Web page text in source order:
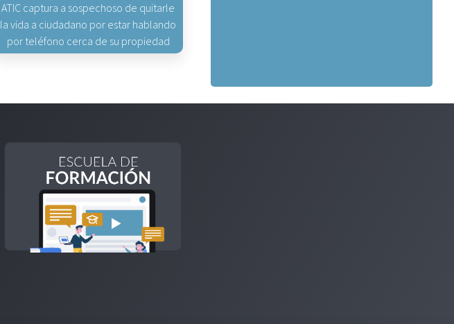
ATIC captura a sospechoso de quitarle
la vida a ciudadano por estar hablando
por teléfono cerca de su propiedad